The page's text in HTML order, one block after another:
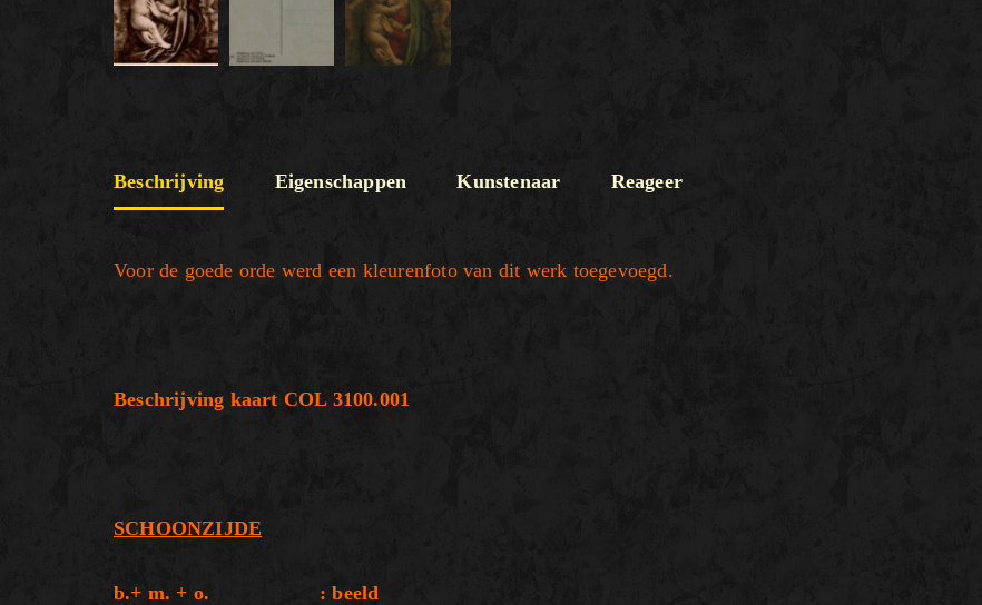
Beschrijving Eigenschappen Kunstenaar Reageer
Voor de goede orde werd een kleurenfoto van dit werk toegevoegd.
Beschrijving kaart COL 3100.001
SCHOONZIJDE
b.+ m. + o. : beeld